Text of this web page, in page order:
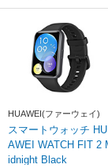
HUAWEI(ファーウェイ)
スマートウォッチ HU
AWEI WATCH FIT 2 M
idnight Black